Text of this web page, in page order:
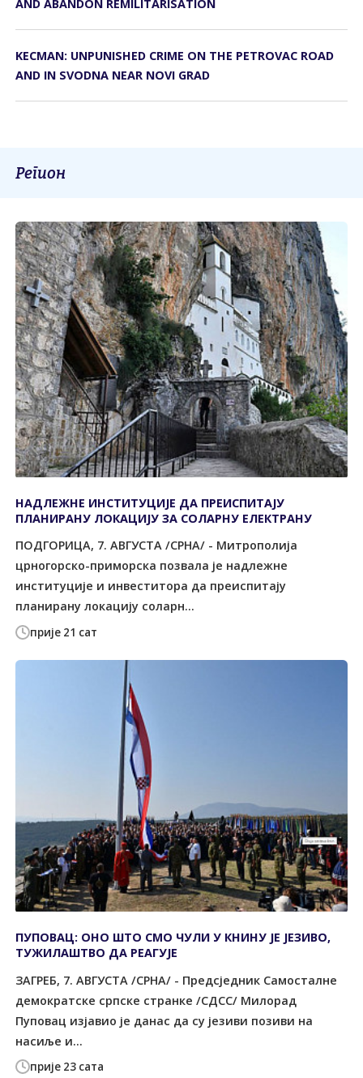
AND ABANDON REMILITARISATION
KECMAN: UNPUNISHED CRIME ON THE PETROVAC ROAD
AND IN SVODNA NEAR NOVI GRAD
Регион
прије 21 сат
НАДЛЕЖНЕ ИНСТИТУЦИЈЕ ДА ПРЕИСПИТАЈУ
ПЛАНИРАНУ ЛОКАЦИЈУ ЗА СОЛАРНУ ЕЛЕКТРАНУ
ПОДГОРИЦА, 7. АВГУСТА /СРНА/ - Митрополија
црногорско-приморска позвала је надлежне
институције и инвеститора да преиспитају
планирану локацију соларн...
прије 23 сата
ПУПОВАЦ: ОНО ШТО СМО ЧУЛИ У КНИНУ ЈЕ ЈЕЗИВО,
ТУЖИЛАШТВО ДА РЕАГУЈЕ
ЗАГРЕБ, 7. АВГУСТА /СРНА/ - Предсједник Самосталне
демократске српске странке /СДСС/ Милорад
Пуповац изјавио је данас да су језиви позиви на
насиље и...